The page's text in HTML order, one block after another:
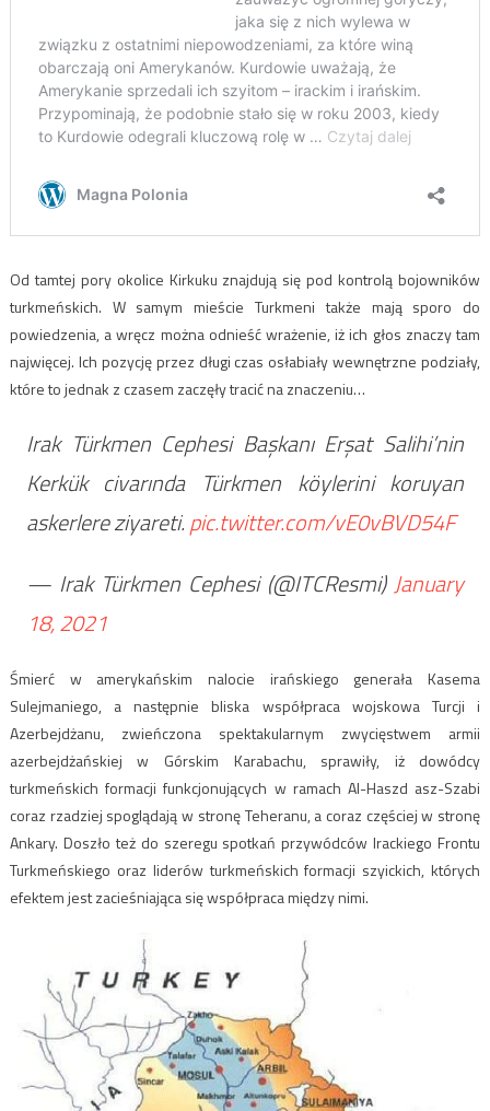
Od tamtej pory okolice Kirkuku znajdują się pod kontrolą bojowników
turkmeńskich. W samym mieście Turkmeni także mają sporo do
powiedzenia, a wręcz można odnieść wrażenie, iż ich głos znaczy tam
najwięcej. Ich pozycję przez długi czas osłabiały wewnętrzne podziały,
które to jednak z czasem zaczęły tracić na znaczeniu…
Irak Türkmen Cephesi Başkanı Erşat Salihi’nin
Kerkük civarında Türkmen köylerini koruyan
askerlere ziyareti.pic.twitter.com/vE0vBVD54F
— Irak Türkmen Cephesi (@ITCResmi)January
18, 2021
Śmierć w amerykańskim nalocie irańskiego generała Kasema
Sulejmaniego, a następnie bliska współpraca wojskowa Turcji i
Azerbejdżanu, zwieńczona spektakularnym zwycięstwem armii
azerbejdżańskiej w Górskim Karabachu, sprawiły, iż dowódcy
turkmeńskich formacji funkcjonujących w ramach Al-Haszd asz-Szabi
coraz rzadziej spoglądają w stronę Teheranu, a coraz częściej w stronę
Ankary. Doszło też do szeregu spotkań przywódców Irackiego Frontu
Turkmeńskiego oraz liderów turkmeńskich formacji szyickich, których
efektem jest zacieśniająca się współpraca między nimi.